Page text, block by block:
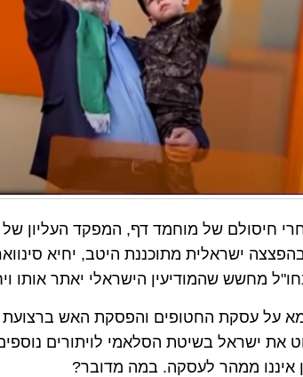
חיסולם של מוחמד דף, המפקד העליון
ישראלית מתוכננת היטב, יחיא
מחשש שהמודיעין הישראלי יאתר אותו
על עסקת החטופים והפסקת האש ברצועת
את ישראל בשיטת הסלאמי לויתורים
איננו ממהר לעסקה. במה מדובר?